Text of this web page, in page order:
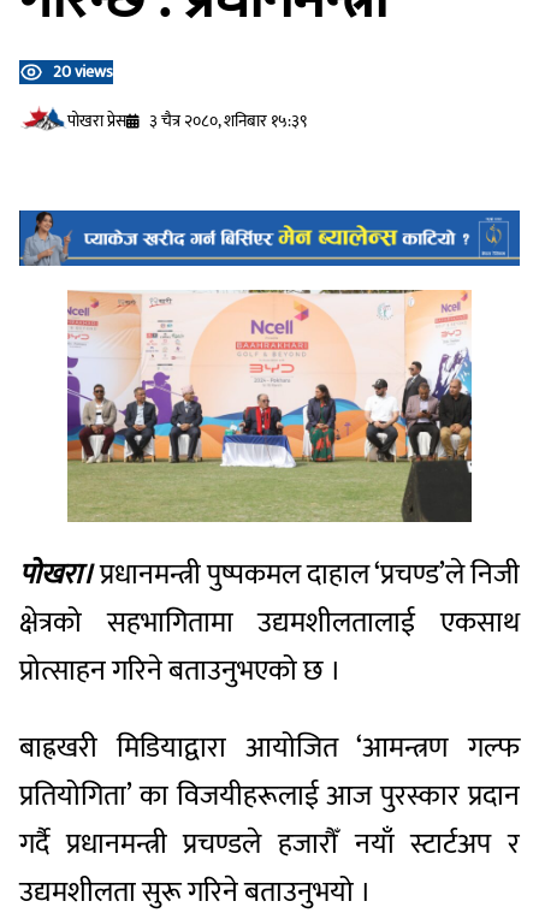
20 views
प‍ोखरा प्रेस
३ चैत्र २०८०, शनिबार १५:३९
पोखरा।प्रधानमन्त्री पुष्पकमल दाहाल ‘प्रचण्ड’ले निजी
क्षेत्रको सहभागितामा उद्यमशीलतालाई एकसाथ
प्रोत्साहन गरिने बताउनुभएको छ ।
बाह्रखरी मिडियाद्वारा आयोजित ‘आमन्त्रण गल्फ
प्रतियोगिता’ का विजयीहरूलाई आज पुरस्कार प्रदान
गर्दै प्रधानमन्त्री प्रचण्डले हजारौँ नयाँ स्टार्टअप र
उद्यमशीलता सुरू गरिने बताउनुभयो ।